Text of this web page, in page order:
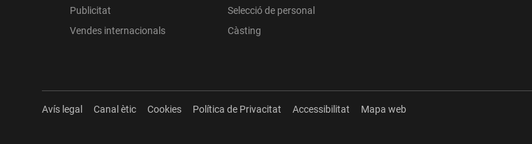
Publicitat
Vendes internacionals
Selecció de personal
Càsting
Avís legal Canal ètic Cookies Política de Privacitat Accessibilitat Mapa web